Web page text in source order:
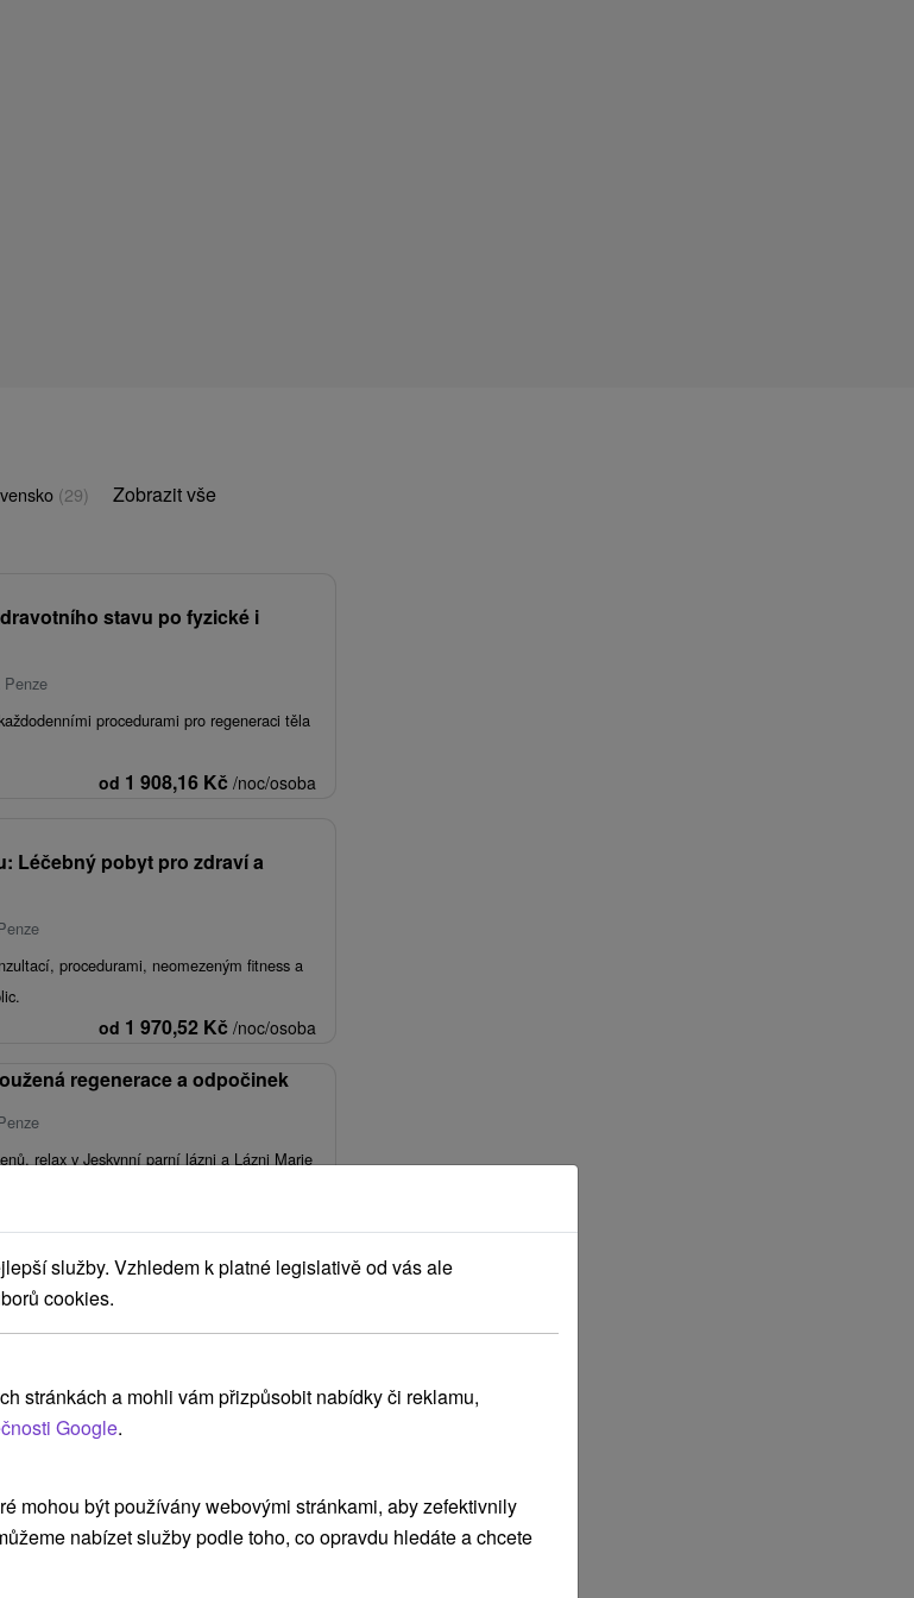
(29) Zobrazit vše
stavu po fyzické i
Penze
procedurami pro regeneraci těla
od 1 908,16 Kč /noc/osoba
Léčebný pobyt pro zdraví a
procedurami, neomezeným fitness a
od 1 970,52 Kč /noc/osoba
regenerace a odpočinek
relax v Jeskynní parní lázni a Lázni Marie
služby. Vzhledem k platné legislativě od vás ale
cookies.
stránkách a mohli vám přizpůsobit nabídky či reklamu,
Google.
mohou být používány webovými stránkami, aby zefektivnily
nabízet služby podle toho, co opravdu hledáte a chcete